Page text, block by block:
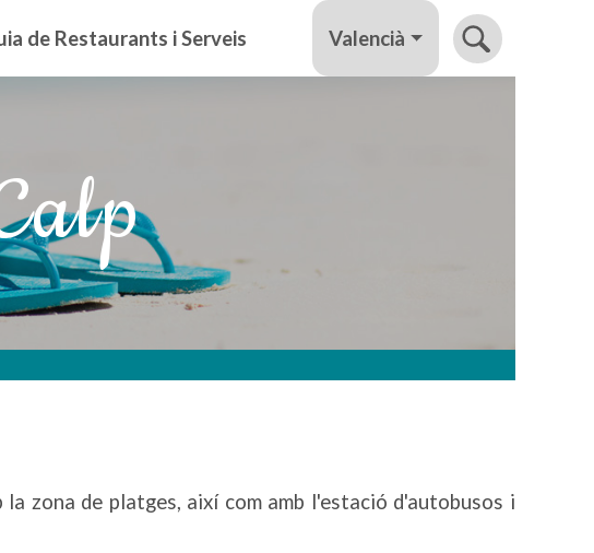
de Restaurants i Serveis Valencià
la zona de platges, així com amb l'estació d'autobusos i